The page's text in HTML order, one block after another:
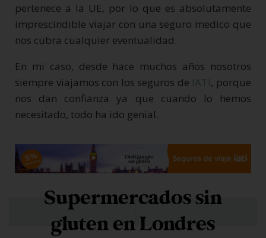
pertenece a la UE, por lo que es absolutamente
imprescindible viajar con una seguro medico que
nos cubra cualquier eventualidad.
En mi caso, desde hace muchos años nosotros
siempre viajamos con los seguros de IATI, porque
nos dan confianza ya que cuando lo hemos
necesitado, todo ha ido genial.
Supermercados sin
gluten en Londres